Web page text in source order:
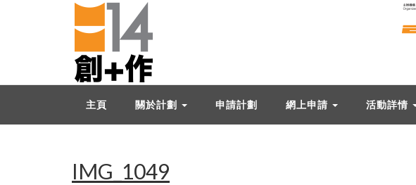
主頁 關於計劃 申請計劃 網上申請 活動詳情
IMG_1049